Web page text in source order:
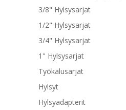
3/8" Hylsysarjat
1/2" Hylsysarjat
3/4" Hylsysarjat
1" Hylsysarjat
Työkalusarjat
Hylsyt
Hylsyadapterit